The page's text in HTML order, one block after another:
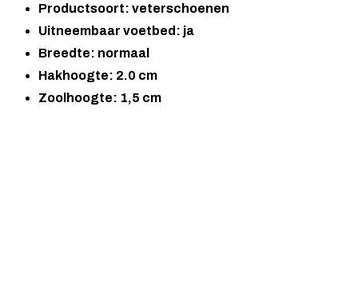
Productsoort: veterschoenen
Uitneembaar voetbed: ja
Breedte: normaal
Hakhoogte: 2.0 cm
Zoolhoogte: 1,5 cm